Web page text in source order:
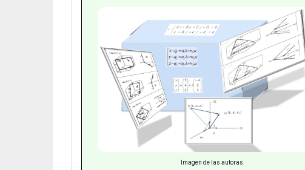
Imagen de las autoras